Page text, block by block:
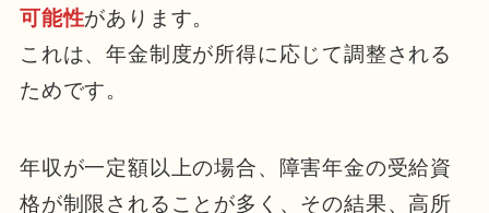
可能性があります。
これは、年金制度が所得に応じて調整される
ためです。
年収が一定額以上の場合、障害年金の受給資
格が制限されることが多く、その結果、高所